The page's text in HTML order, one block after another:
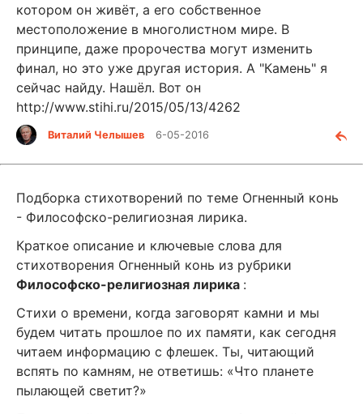
котором он живёт, а его собственное
местоположение в многолистном мире. В
принципе, даже пророчества могут изменить
финал, но это уже другая история. А "Камень" я
сейчас найду. Нашёл. Вот он
http://www.stihi.ru/2015/05/13/4262
Виталий Челышев 6-05-2016
Подборка стихотворений по теме Огненный конь
- Философско-религиозная лирика.
Краткое описание и ключевые слова для
стихотворения Огненный конь из рубрики
Философско-религиозная лирика :
Стихи о времени, когда заговорят камни и мы
будем читать прошлое по их памяти, как сегодня
читаем информацию с флешек. Ты, читающий
вспять по камням, не ответишь: «Что планете
пылающей светит?»